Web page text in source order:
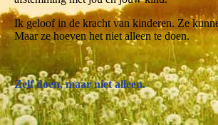
Ik geloof in de kracht van kinderen. Ze
Maar ze hoeven het niet alleen te doen.
Zelf doen, maar niet alleen.